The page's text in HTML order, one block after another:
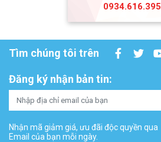
0934.616.395
Tìm chúng tôi trên
Đăng ký nhận bản tin:
Nhận mã giảm giá, ưu đãi độc quyền qua
Email của bạn mỗi ngày.